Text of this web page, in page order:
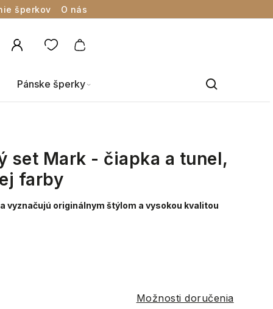
šperkov O nás
Pánske šperky
set Mark - čiapka a tunel,
farby
Možnosti doručenia
vyznačujú originálnym štýlom a vysokou kvalitou